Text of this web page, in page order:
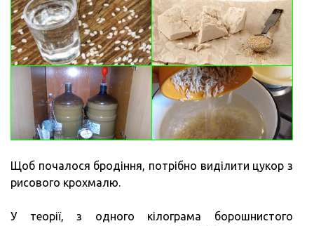
Щоб почалося бродіння, потрібно виділити цукор з
рисового крохмалю.
У теорії, з одного кілограма борошнистого